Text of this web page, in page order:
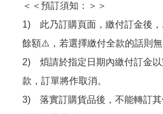
＜＜預訂須知：＞＞
1)　此乃訂購頁面，繳付訂金後
餘額⚠️，若選擇繳付全款的話則無
2)　煩請於指定日期內繳付訂金
款，訂單將作取消。
3)　落實訂購貨品後，不能轉訂